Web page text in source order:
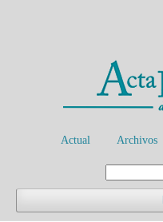
Actual Archivos